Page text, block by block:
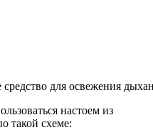
для освежения
настоем из
такой схеме: